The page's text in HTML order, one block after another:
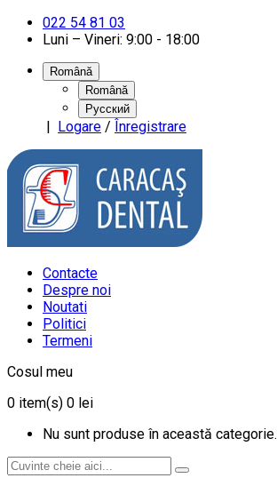
022 54 81 03
Luni – Vineri: 9:00 - 18:00
Română
Română
Русский
| Logare / Înregistrare
Contacte
Despre noi
Noutati
Politici
Termeni
Cosul meu
0 item(s) 0 lei
Nu sunt produse în această categorie.